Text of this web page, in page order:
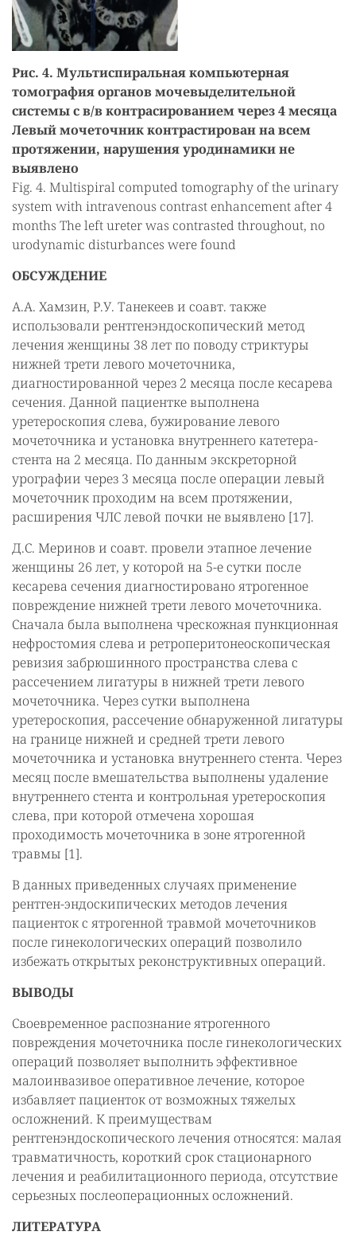
Рис. 4. Мультиспиральная компьютерная
томография органов мочевыделительной
системы с в/в контрасированием через 4 месяца
Левый мочеточник контрастирован на всем
протяжении, нарушения уродинамики не
выявлено
Fig. 4. Multispiral computed tomography of the urinary
system with intravenous contrast enhancement after 4
months The left ureter was contrasted throughout, no
urodynamic disturbances were found
ОБСУЖДЕНИЕ
А.А. Хамзин, Р.У. Танекеев и соавт. также
использовали рентгенэндоскопический метод
лечения женщины 38 лет по поводу стриктуры
нижней трети левого мочеточника,
диагностированной через 2 месяца после кесарева
сечения. Данной пациентке выполнена
уретероскопия слева, бужирование левого
мочеточника и установка внутреннего катетера-
стента на 2 месяца. По данным экскреторной
урографии через 3 месяца после операции левый
мочеточник проходим на всем протяжении,
расширения ЧЛС левой почки не выявлено [17].
Д.С. Меринов и соавт. провели этапное лечение
женщины 26 лет, у которой на 5-е сутки после
кесарева сечения диагностировано ятрогенное
повреждение нижней трети левого мочеточника.
Сначала была выполнена чрескожная пункционная
нефростомия слева и ретроперитонеоскопическая
ревизия забрюшинного пространства слева с
рассечением лигатуры в нижней трети левого
мочеточника. Через сутки выполнена
уретероскопия, рассечение обнаруженной лигатуры
на границе нижней и средней трети левого
мочеточника и установка внутреннего стента. Через
месяц после вмешательства выполнены удаление
внутреннего стента и контрольная уретероскопия
слева, при которой отмечена хорошая
проходимость мочеточника в зоне ятрогенной
травмы [1].
В данных приведенных случаях применение
рентген-эндоскипических методов лечения
пациенток с ятрогенной травмой мочеточников
после гинекологических операций позволило
избежать открытых реконструктивных операций.
ВЫВОДЫ
Своевременное распознание ятрогенного
повреждения мочеточника после гинекологических
операций позволяет выполнить эффективное
малоинвазивое оперативное лечение, которое
избавляет пациенток от возможных тяжелых
осложнений. К преимуществам
рентгенэндоскопического лечения относятся: малая
травматичность, короткий срок стационарного
лечения и реабилитационного периода, отсутствие
серьезных послеоперационных осложнений.
ЛИТЕРАТУРА